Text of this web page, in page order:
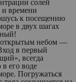
солей
и времени
к посещению
в двух шагах
открытым небом —
в первый
всегда
его воде
Погружаться